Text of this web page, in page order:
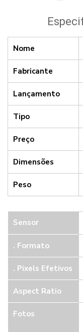
Nome
Fabricante
Lançamento
Tipo
Preço
Dimensões
Peso
Sensor
. Formato
. Pixels Efetivos
Aspect Ratio
Fotos